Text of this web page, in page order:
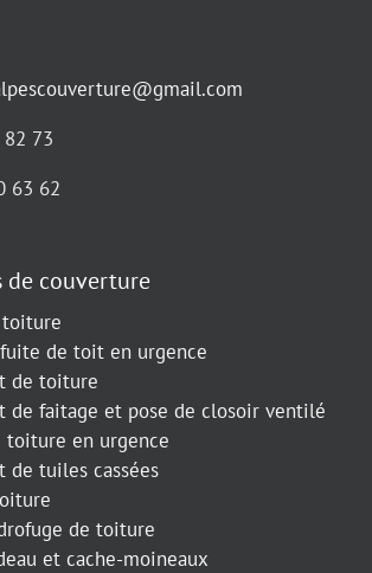
73
63 62
de couverture
toiture
de toit en urgence
de toiture
de faitage et pose de closoir ventilé
toiture en urgence
de tuiles cassées
de toiture
et cache-moineaux